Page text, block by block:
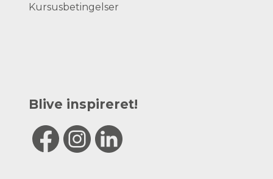
Kursusbetingelser
Blive inspireret!